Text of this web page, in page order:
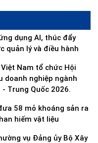
dụng AI, thúc đẩy
quản lý và điều hành
Nam tổ chức Hội
doanh nghiệp ngành
Trung Quốc 2026.
58 mỏ khoáng sản ra
hiếm vật liệu
vụ Đảng ủy Bộ Xây